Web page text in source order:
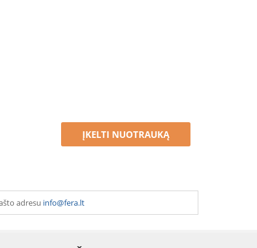
ĮKELTI NUOTRAUKĄ
adresu info@fera.lt